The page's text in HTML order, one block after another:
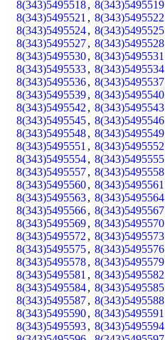
8(343)5495518, 8(343)5495519
8(343)5495521 , 8(343)5495522
8(343)5495524, 8(343)5495525
8(343)5495527, 8(343)5495528
8(343)5495530, 8(343)5495531
8(343)5495533, 8(343)5495534
8(343)5495536, 8(343)5495537
8(343)5495539, 8(343)5495540
8(343)5495542 , 8(343)5495543
8(343)5495545, 8(343)5495546
8(343)5495548, 8(343)5495549
8(343)5495551 , 8(343)5495552
8(343)5495554, 8(343)5495555
8(343)5495557, 8(343)5495558
8(343)5495560, 8(343)5495561
8(343)5495563, 8(343)5495564
8(343)5495566, 8(343)5495567
8(343)5495569, 8(343)5495570
8(343)5495572 , 8(343)5495573
8(343)5495575, 8(343)5495576
8(343)5495578, 8(343)5495579
8(343)5495581 , 8(343)5495582
8(343)5495584, 8(343)5495585
8(343)5495587, 8(343)5495588
8(343)5495590, 8(343)5495591
8(343)5495593, 8(343)5495594